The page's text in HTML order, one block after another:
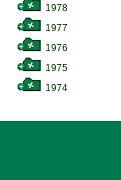
1978
1977
1976
1975
1974